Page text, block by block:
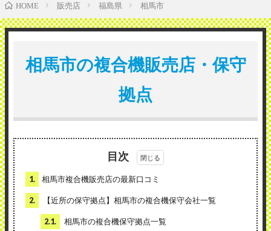
HOME 販売店 福島県 相馬市
相馬市の複合機販売店・保守
拠点
目次
1. 相馬市複合機販売店の最新口コミ
2. 【近所の保守拠点】相馬市の複合機保守会社一覧
2.1. 相馬市の複合機保守拠点一覧